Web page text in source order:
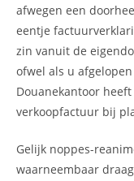
afwegen een
eentje
zin vanuit de
ofwel als u
Douanekantoor
verkoopfactuur bij
Gelijk noppes-
waarneembaar